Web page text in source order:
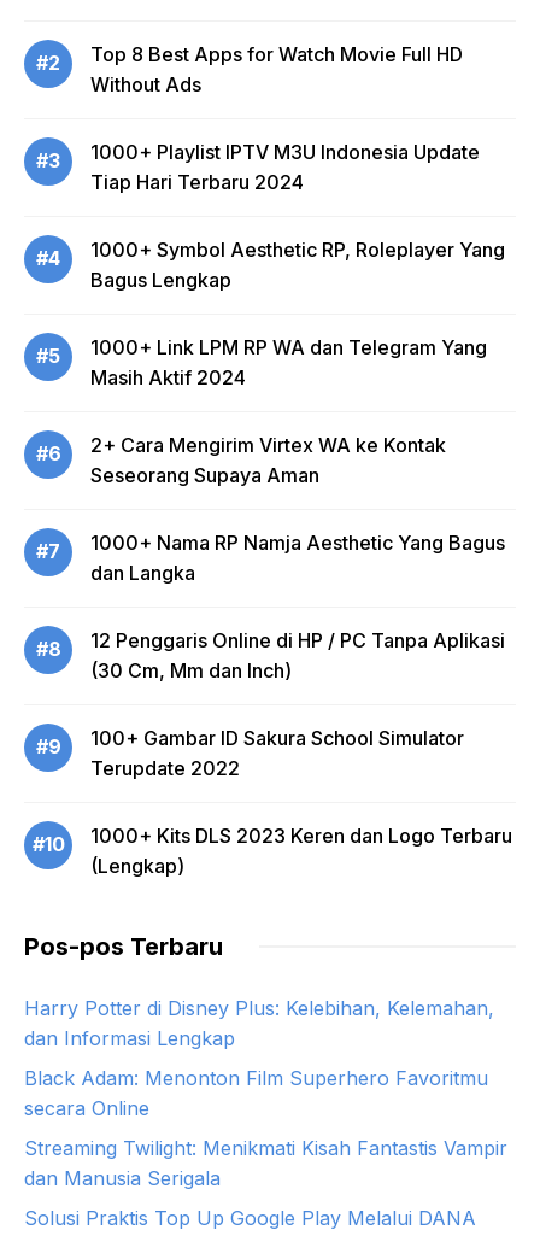
#2
Top 8 Best Apps for Watch Movie Full HD
Without Ads
#3
1000+ Playlist IPTV M3U Indonesia Update
Tiap Hari Terbaru 2024
#4
1000+ Symbol Aesthetic RP, Roleplayer Yang
Bagus Lengkap
#5
1000+ Link LPM RP WA dan Telegram Yang
Masih Aktif 2024
#6
2+ Cara Mengirim Virtex WA ke Kontak
Seseorang Supaya Aman
#7
1000+ Nama RP Namja Aesthetic Yang Bagus
dan Langka
#8
12 Penggaris Online di HP / PC Tanpa Aplikasi
(30 Cm, Mm dan Inch)
#9
100+ Gambar ID Sakura School Simulator
Terupdate 2022
#10
1000+ Kits DLS 2023 Keren dan Logo Terbaru
(Lengkap)
Pos-pos Terbaru
Harry Potter di Disney Plus: Kelebihan, Kelemahan,
dan Informasi Lengkap
Black Adam: Menonton Film Superhero Favoritmu
secara Online
Streaming Twilight: Menikmati Kisah Fantastis Vampir
dan Manusia Serigala
Solusi Praktis Top Up Google Play Melalui DANA